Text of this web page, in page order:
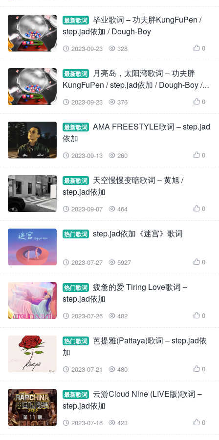
最新歌词
毕业歌词 – 功夫胖KungFuPen /
step.jad依加 / Dough-Boy
 2023-09-23  328  0
最新歌词
月亮岛，太阳湾歌词 – 功夫胖
KungFuPen / step.jad依加 / Dough-Boy /
TriggaFZ
 2023-09-23  376  0
最新歌词
AMA FREESTYLE歌词 – step.jad
依加
 2023-09-13  260  0
最新歌词
天空慢慢变暗歌词 – 黄旭 /
step.jad依加
 2023-09-07  464  0
热门歌词 step.jad依加《迷宫》歌词
 2023-07-27  5927  0
热门歌词
疲惫的爱 Tiring Love歌词 –
step.jad依加
 2023-07-26  482  0
热门歌词
芭提雅(Pattaya)歌词 – step.jad依
加
 2023-07-21  480  0
最新歌词
云游Cloud Nine (LIVE版)歌词 –
step.jad依加
 2023-07-16  423  0